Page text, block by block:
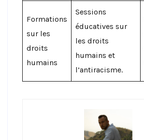
Formations
sur les
droits
humains
Sessions
éducatives sur
les droits
humains et
l’antiracisme.